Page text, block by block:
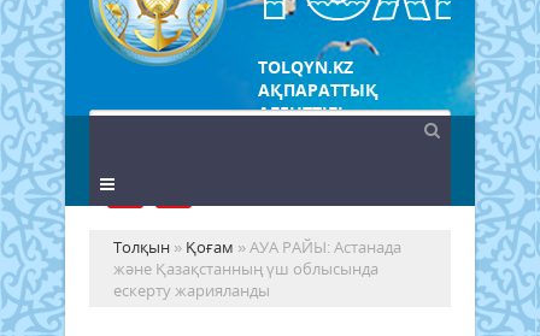
TOLQYN.KZ
АҚПАРАТТЫҚ
АГЕНТТІГІ
Толқын » Қоғам » АУА РАЙЫ: Астанада
және Қазақстанның үш облысында
ескерту жарияланды